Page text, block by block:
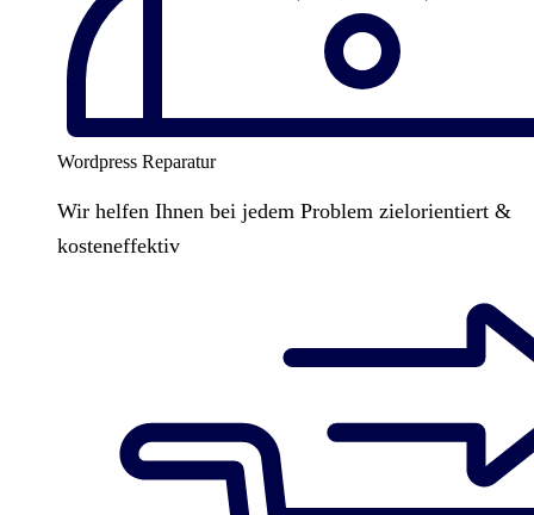
Wordpress Reparatur
Wir helfen Ihnen bei jedem Problem zielorientiert &
kosteneffektiv